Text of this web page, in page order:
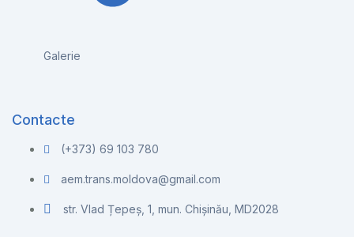
Galerie
Contacte
(+373) 69 103 780
aem.trans.moldova@gmail.com
str. Vlad Țepeș, 1, mun. Chișinău, MD2028